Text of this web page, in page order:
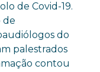
de Covid-19.
de
do
palestrados
contou